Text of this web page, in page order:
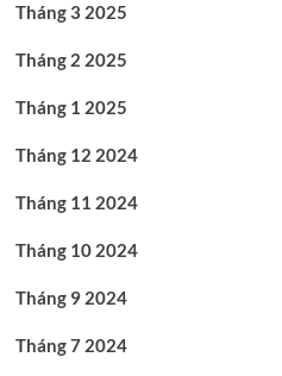
Tháng 3 2025
Tháng 2 2025
Tháng 1 2025
Tháng 12 2024
Tháng 11 2024
Tháng 10 2024
Tháng 9 2024
Tháng 7 2024